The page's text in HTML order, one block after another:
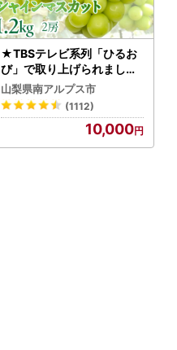
★TBSテレビ系列「ひるお
び」で取り上げられました
！★＜2026年発送先行予
約＞絶品！南アルプス市産
シャインマスカット1.2kg A
LPAA003 | 人気 山梨産 高
評価 ランキング おすすめ |
山梨県南アルプス市
(1112)
10,000